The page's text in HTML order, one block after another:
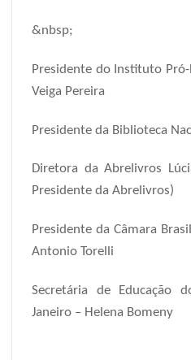
&nbsp;
Presidente do Instituto Pró-
Veiga Pereira
Presidente da Biblioteca
Diretora da Abrelivros
Presidente da Abrelivros)
Presidente da Câmara
Antonio Torelli
Secretária de Educação
Janeiro – Helena Bomeny